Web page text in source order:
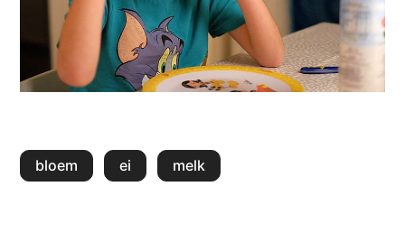
bloem ei melk